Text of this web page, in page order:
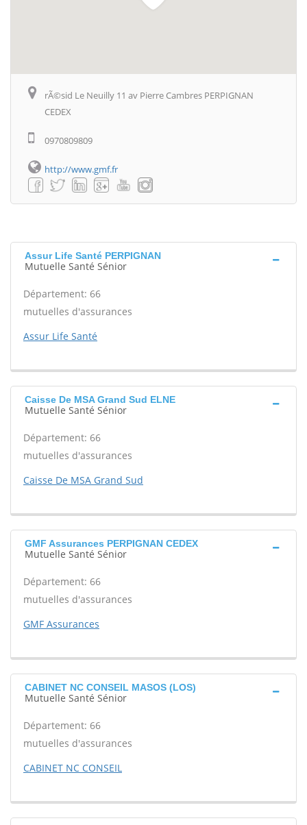
rÃ©sid Le Neuilly 11 av Pierre Cambres PERPIGNAN
CEDEX
0970809809
http://www.gmf.fr
Assur Life Santé PERPIGNAN
Mutuelle Santé Sénior
Département: 66
mutuelles d'assurances
Assur Life Santé
Caisse De MSA Grand Sud ELNE
Mutuelle Santé Sénior
Département: 66
mutuelles d'assurances
Caisse De MSA Grand Sud
GMF Assurances PERPIGNAN CEDEX
Mutuelle Santé Sénior
Département: 66
mutuelles d'assurances
GMF Assurances
CABINET NC CONSEIL MASOS (LOS)
Mutuelle Santé Sénior
Département: 66
mutuelles d'assurances
CABINET NC CONSEIL